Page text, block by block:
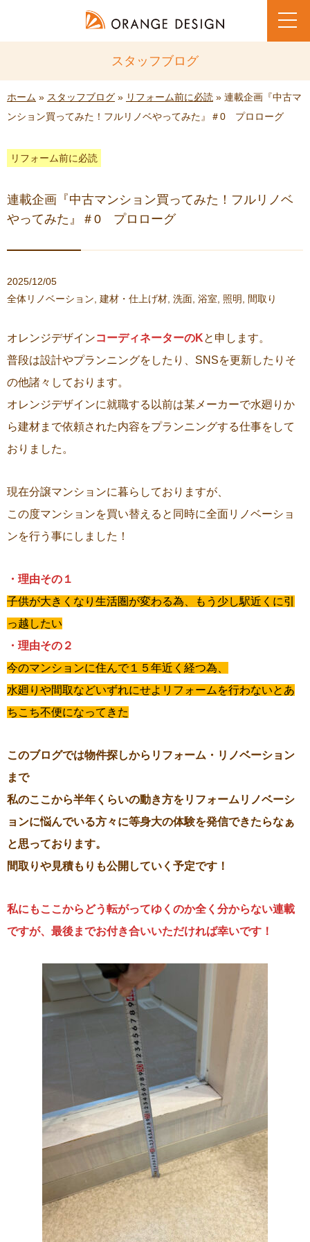
スタッフブログ
ホーム » スタッフブログ » リフォーム前に必読 » 連載企画『中古マ
ンション買ってみた！フルリノベやってみた』＃0 プロローグ
リフォーム前に必読
連載企画『中古マンション買ってみた！フルリノベ
やってみた』＃0 プロローグ
2025/12/05
全体リノベーション 建材・仕上げ材 洗面 浴室 照明 間取り
オレンジデザインコーディネーターのKと申します。
普段は設計やプランニングをしたり、SNSを更新したりそ
の他諸々しております。
オレンジデザインに就職する以前は某メーカーで水廻りか
ら建材まで依頼された内容をプランニングする仕事をして
おりました。
現在分譲マンションに暮らしておりますが、
この度マンションを買い替えると同時に全面リノベーショ
ンを行う事にしました！
・理由その１
子供が大きくなり生活圏が変わる為、もう少し駅近くに引
っ越したい
・理由その２
今のマンションに住んで１５年近く経つ為、
水廻りや間取などいずれにせよリフォームを行わないとあ
ちこち不便になってきた
このブログでは物件探しからリフォーム・リノベーション
まで
私のここから半年くらいの動き方をリフォームリノベーシ
ョンに悩んでいる方々に等身大の体験を発信できたらなぁ
と思っております。
間取りや見積もりも公開していく予定です！
私にもここからどう転がってゆくのか全く分からない連載
ですが、最後までお付き合いいただければ幸いです！